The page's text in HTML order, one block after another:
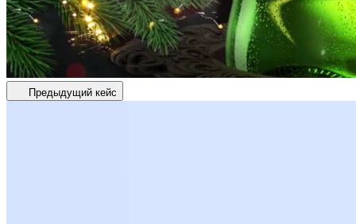
Предыдущий кейс